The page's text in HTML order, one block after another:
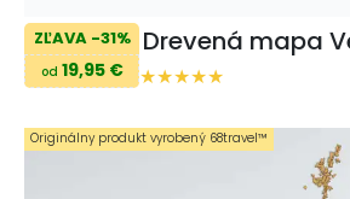
ZĽAVA -31%
od 19,95 €
Drevená mapa
Originálny produkt vyrobený 68travel™️